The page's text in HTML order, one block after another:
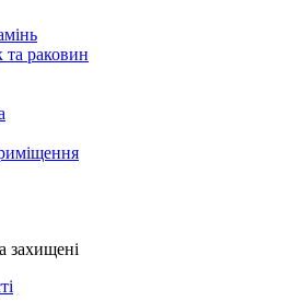
раковин
захищені